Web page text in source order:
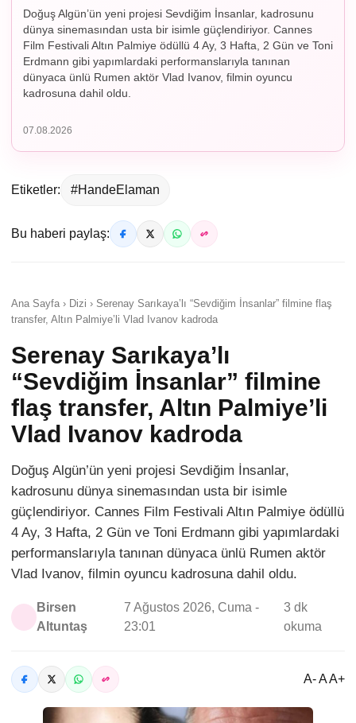
Doğuş Algün’ün yeni projesi Sevdiğim İnsanlar, kadrosunu
dünya sinemasından usta bir isimle güçlendiriyor. Cannes
Film Festivali Altın Palmiye ödüllü 4 Ay, 3 Hafta, 2 Gün ve Toni
Erdmann gibi yapımlardaki performanslarıyla tanınan
dünyaca ünlü Rumen aktör Vlad Ivanov, filmin oyuncu
kadrosuna dahil oldu.
07.08.2026
Etiketler: #HandeElaman
Bu haberi paylaş:
Ana Sayfa › Dizi › Serenay Sarıkaya’lı “Sevdiğim İnsanlar” filmine flaş
transfer, Altın Palmiye’li Vlad Ivanov kadroda
Serenay Sarıkaya’lı
“Sevdiğim İnsanlar” filmine
flaş transfer, Altın Palmiye’li
Vlad Ivanov kadroda
Doğuş Algün’ün yeni projesi Sevdiğim İnsanlar,
kadrosunu dünya sinemasından usta bir isimle
güçlendiriyor. Cannes Film Festivali Altın Palmiye ödüllü
4 Ay, 3 Hafta, 2 Gün ve Toni Erdmann gibi yapımlardaki
performanslarıyla tanınan dünyaca ünlü Rumen aktör
Vlad Ivanov, filmin oyuncu kadrosuna dahil oldu.
Birsen
Altuntaş
7 Ağustos 2026, Cuma -
23:01
3 dk
okuma
A- A A+